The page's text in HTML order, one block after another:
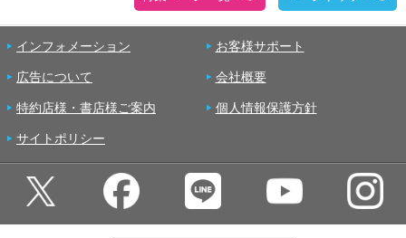
インフォメーション お客様サポート
広告について 会社概要
特約店様・書店様ご案内 個人情報保護方針
サイトポリシー